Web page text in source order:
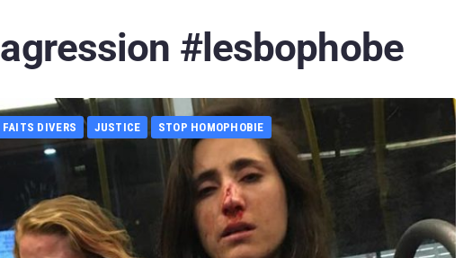
agression #lesbophobe
FAITS DIVERS JUSTICE STOP HOMOPHOBIE